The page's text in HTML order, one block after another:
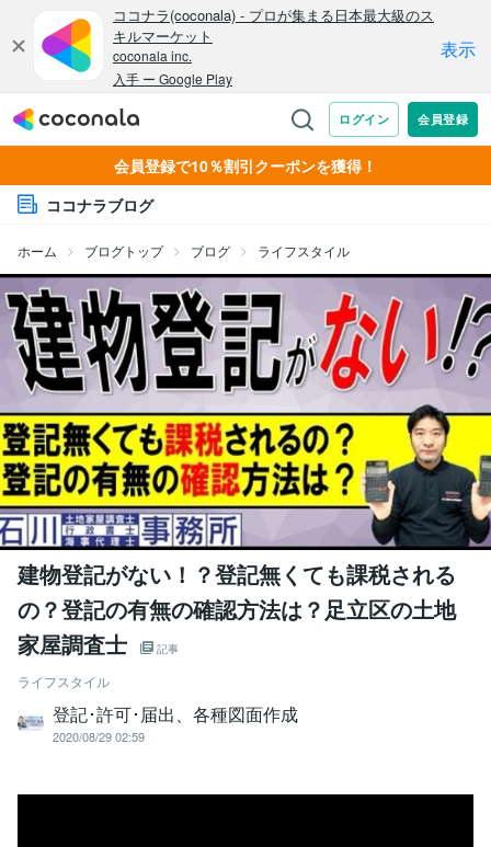
会員登録で10％割引クーポンを獲得！
ココナラブログ
ホーム ブログトップ ブログ ライフスタイル
建物登記がない！？登記無くても課税される
の？登記の有無の確認方法は？足立区の土地
家屋調査士
記事
ライフスタイル
登記･許可･届出、各種図面作成
2020/08/29 02:59